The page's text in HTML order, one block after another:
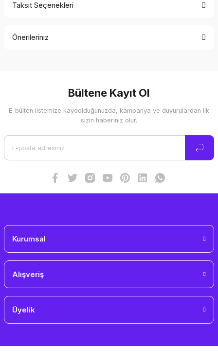
Taksit Seçenekleri
Önerileriniz
Görüş ve önerileriniz için teşekkür ederiz.
Ürün resmi kalitesiz, bozuk veya görüntülenemiyor.
Bültene Kayıt Ol
E-bülten listemize kaydolduğunuzda, kampanya ve duyurulardan ilk
sizin haberiniz olur.
Kurumsal
Alışveriş
Üyelik